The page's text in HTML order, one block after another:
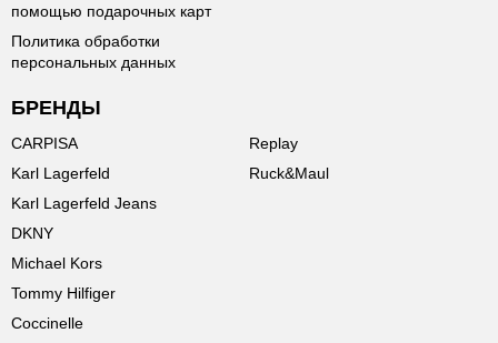
помощью подарочных карт
Политика обработки
персональных данных
БРЕНДЫ
CARPISA
Karl Lagerfeld
Karl Lagerfeld Jeans
DKNY
Michael Kors
Tommy Hilfiger
Coccinelle
Replay
Ruck&Maul